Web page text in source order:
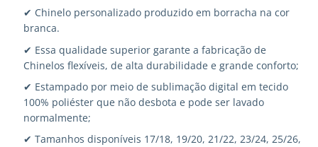
✔ Chinelo personalizado produzido em borracha na cor
branca.
✔ Essa qualidade superior garante a fabricação de
Chinelos flexíveis, de alta durabilidade e grande conforto;
✔ Estampado por meio de sublimação digital em tecido
100% poliéster que não desbota e pode ser lavado
normalmente;
✔ Tamanhos disponíveis 17/18, 19/20, 21/22, 23/24, 25/26,